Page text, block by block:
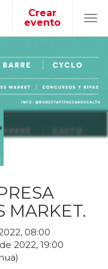
Crear
evento
MARKET.
, 08:00
de 2022, 19:00